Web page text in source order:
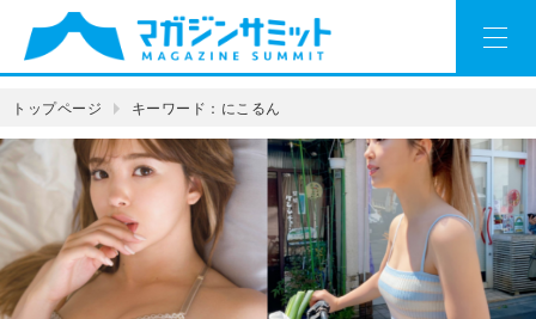
トップページ キーワード：にこるん